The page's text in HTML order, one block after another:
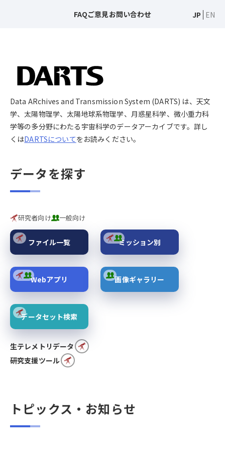
FAQご意見お問い合わせ JP EN
Data ARchives and Transmission System (DARTS) は、天文
学、太陽物理学、太陽地球系物理学、月惑星科学、微小重力科
学等の多分野にわたる宇宙科学のデータアーカイブです。詳し
くはDARTSについてをお読みください。
データを探す
研究者向け 一般向け
ファイル一覧 ミッション別
Webアプリ 画像ギャラリー
データセット検索
生テレメトリデータ
研究支援ツール
トピックス・お知らせ